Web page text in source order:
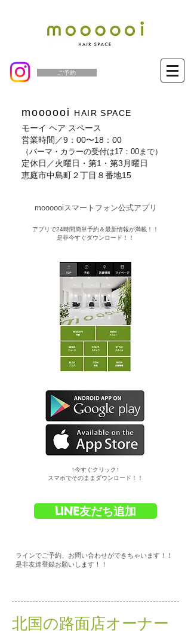
ご予約
moooooi
HAIR SPACE
モーイ ヘア スペース
営業時間／9：00〜18：00
（パーマ・カラーの受付は17：00まで）
定休日／火曜日・第1・第3月曜日
恵庭市中島町２丁目８番地15
moooooiスマートフォン公式アプリ​
​アプリで24時間簡単予約＆最新情報が満載！！
是非今すぐダウンロード！！
​↑今すぐクリック↑
スマホでそのままダウンロード！！
LINE友だち追加
ラインでご予約、お問い合わせができちゃいます！！
是非友達登録お願いします！！
北国の路面店オーナー